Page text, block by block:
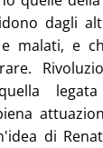
dagli
malati, e
di